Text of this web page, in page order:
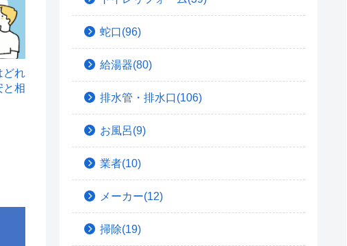
どれ
と相
蛇口(96)
給湯器(80)
排水管・排水口(106)
お風呂(9)
業者(10)
メーカー(12)
掃除(19)